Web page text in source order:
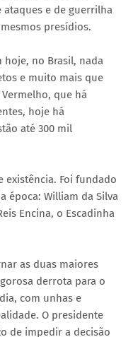
ataques e de guerrilha
presídios.
hoje, no Brasil, nada
e muito mais que
que há
hoje há
até 300 mil
existência. Foi fundado
época: William da Silva
Encina, o Escadinha
as duas maiores
derrota para o
com unhas e
O presidente
de impedir a decisão